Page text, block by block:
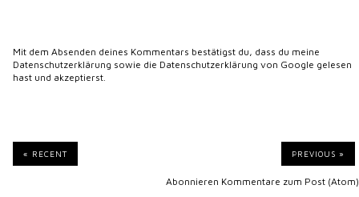
Mit dem Absenden deines Kommentars bestätigst du, dass du meine
Datenschutzerklärung sowie die Datenschutzerklärung von Google gelesen
hast und akzeptierst.
« RECENT PREVIOUS »
Abonnieren Kommentare zum Post (Atom)